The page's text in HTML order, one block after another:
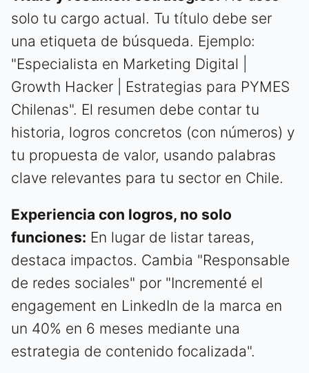
solo tu cargo actual. Tu título debe ser
una etiqueta de búsqueda. Ejemplo:
"Especialista en Marketing Digital |
Growth Hacker | Estrategias para PYMES
Chilenas". El resumen debe contar tu
historia, logros concretos (con números) y
tu propuesta de valor, usando palabras
clave relevantes para tu sector en Chile.
Experiencia con logros, no solo
funciones: En lugar de listar tareas,
destaca impactos. Cambia "Responsable
de redes sociales" por "Incrementé el
engagement en LinkedIn de la marca en
un 40% en 6 meses mediante una
estrategia de contenido focalizada".